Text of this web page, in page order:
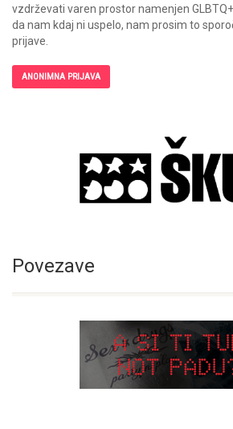
vzdrževati varen prostor namenjen
da nam kdaj ni uspelo, nam prosim to
prijave.
ANONIMNA PRIJAVA
Povezave